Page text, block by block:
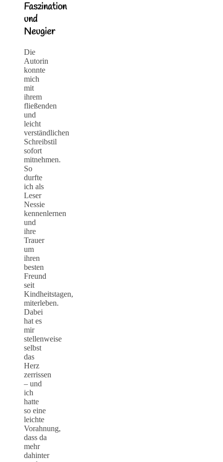
Faszination
und
Neugier
Die
Autorin
konnte
mich
mit
ihrem
fließenden
und
leicht
verständlichen
Schreibstil
sofort
mitnehmen.
So
durfte
ich als
Leser
Nessie
kennenlernen
und
ihre
Trauer
um
ihren
besten
Freund
seit
Kindheitstagen,
miterleben.
Dabei
hat es
mir
stellenweise
selbst
das
Herz
zerrissen
– und
ich
hatte
so eine
leichte
Vorahnung,
dass da
mehr
dahinter